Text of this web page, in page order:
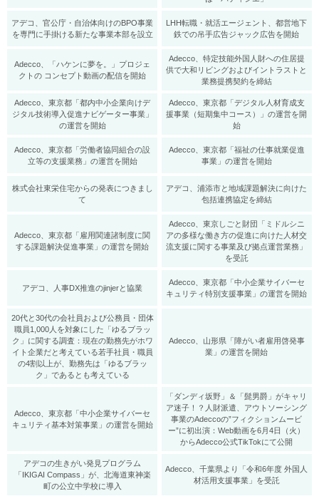
アデコ、官公庁・自治体向けのBPO事業
を専門に手掛ける新たな事業本部を設立
LHH転職・就活エージェント、都営地下
鉄での吊手広告ジャック広告を開始
Adecco、「ハケンに夢を。」プロジェ
クトの コンセプト動画の配信を開始
Adecco、特定技能外国人財への住居提
供で大和リビングおよびイントラストと
業務提携契約を締結
Adecco、東京都「都内中小企業向けデ
ジタル技術導入促進ナビゲーター事業」
の運営を開始
Adecco、東京都「デジタル人材育成支
援事業（短期集中コース）」の運営を開
始
Adecco、東京都「労働者協同組合の設
立等の支援業務」の運営を開始
Adecco、東京都「福祉の仕事就業促進
事業」の運営を開始
株式会社東栄住宅からの発表につきまし
て
アデコ、浦添市と地域課題解決に向けた
包括連携協定を締結
Adecco、東京都「雇用関連諸制度に関
する課題解決促進事業」の運営を開始
Adecco、東京しごと財団「ミドルシニ
アの多様な働き方の促進に向けた人材交
流支援に関する事業及び拠点運営業務」
を受託
アデコ、人事DX推進のjinjerと協業
Adecco、東京都「中小企業サイバーセ
キュリティ特別支援事業」の運営を開始
20代と30代の会社員および公務員・団体
職員1,000人を対象にした「ゆるブラッ
ク」に関する調査：現在の勤務先がホワ
イト企業だと考えている若手社員・職員
の4割以上が、勤務先は「ゆるブラッ
ク」であるとも考えている
Adecco、山形県「障がい者雇用啓発事
業」の運営を開始
Adecco、東京都「中小企業サイバーセ
キュリティ基本対策事業」の運営を開始
「ダンディ坂野」＆「髭男爵」がキャリ
ア迷子！？人財派遣、アウトソーシング
事業のAdeccoの”フィクションムービ
ー”に初出演：Web動画を6月4日（火）
からAdecco公式TikTokにて公開
アデコの生きがい発見プログラム
「IKIGAI Compass」が、北海道東神楽
町の公立中学校に導入
Adecco、千葉県より「令和6年度 外国人
材活用支援事業」を受託